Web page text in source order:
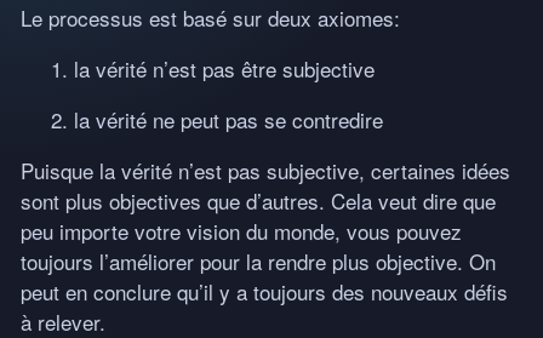
Le processus est basé sur deux axiomes:
1. la vérité n’est pas être subjective
2. la vérité ne peut pas se contredire
Puisque la vérité n’est pas subjective, certaines idées
sont plus objectives que d’autres. Cela veut dire que
peu importe votre vision du monde, vous pouvez
toujours l’améliorer pour la rendre plus objective. On
peut en conclure qu’il y a toujours des nouveaux défis
à relever.